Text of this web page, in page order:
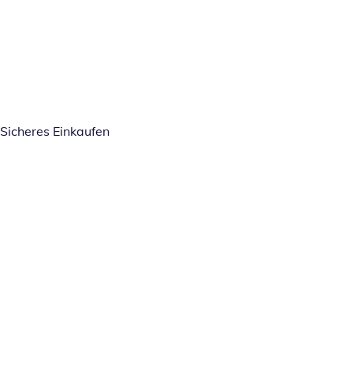
Sicheres Einkaufen